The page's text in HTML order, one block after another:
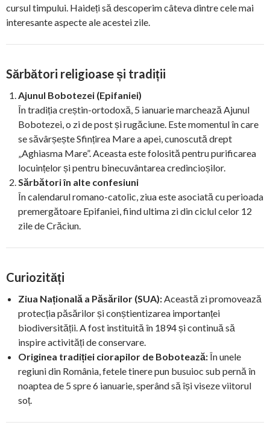
cursul timpului. Haideți să descoperim câteva dintre cele mai
interesante aspecte ale acestei zile.
Sărbători religioase și tradiții
Ajunul Bobotezei (Epifaniei)
În tradiția creștin-ortodoxă, 5 ianuarie marchează Ajunul
Bobotezei, o zi de post și rugăciune. Este momentul în care
se săvârșește Sfințirea Mare a apei, cunoscută drept
„Aghiasma Mare”. Aceasta este folosită pentru purificarea
locuințelor și pentru binecuvântarea credincioșilor.
Sărbători în alte confesiuni
În calendarul romano-catolic, ziua este asociată cu perioada
premergătoare Epifaniei, fiind ultima zi din ciclul celor 12
zile de Crăciun.
Curiozități
Ziua Națională a Păsărilor (SUA):Această zi promovează
protecția păsărilor și conștientizarea importanței
biodiversității. A fost instituită în 1894 și continuă să
inspire activități de conservare.
Originea tradiției ciorapilor de Bobotează:În unele
regiuni din România, fetele tinere pun busuioc sub pernă în
noaptea de 5 spre 6 ianuarie, sperând să își viseze viitorul
soț.